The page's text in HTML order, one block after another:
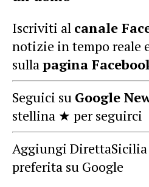
Iscriviti al canale
notizie in tempo reale
sullapagina
Seguici su Google
stellina ★ per seguirci
Aggiungi DirettaSicilia
preferita su Google